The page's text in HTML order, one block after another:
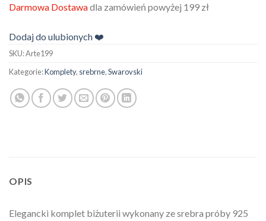
Darmowa Dostawadla zamówień powyżej 199 zł
Dodaj do ulubionych ❤️
SKU:Arte199
Kategorie:Komplety, srebrne,Swarovski
OPIS
Elegancki komplet biżuterii wykonany ze srebra próby 925